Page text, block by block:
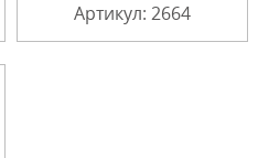
Артикул: 2664